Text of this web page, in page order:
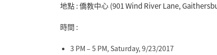
地點 : 僑教中心 (901 Wind River Lane,
時間 :
3 PM – 5 PM, Saturday, 9/23/2017